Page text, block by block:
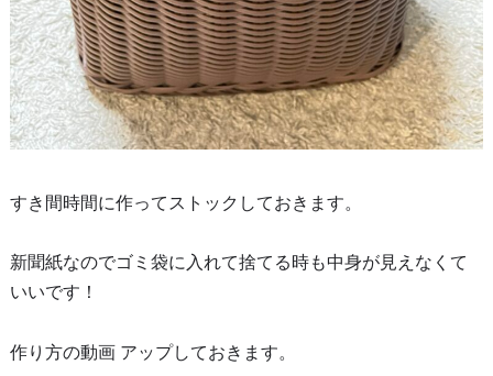
すき間時間に作ってストックしておきます。
新聞紙なのでゴミ袋に入れて捨てる時も中身が見えなくて
いいです！
作り方の動画 アップしておきます。